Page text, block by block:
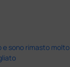
sono rimasto